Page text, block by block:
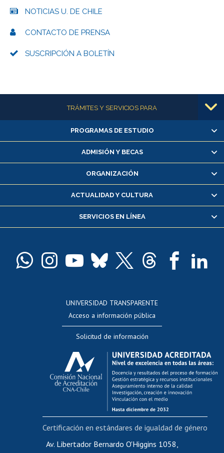
NOTICIAS U. DE CHILE
CONTACTO DE PRENSA
SUSCRIPCIÓN A BOLETÍN
Más informaciónTRÁMITES Y SERVICIOS PARA
Alumnas/os y exalumnas/os
Matrícula en línea
Inscripción y cambio de asignaturas
Consulta y certificado de notas
Servicio médico y dental
Pago de arancel y crédito alumnos
Docentes
Evaluación docente
Calificación académica
Postulación al AUCAI
Funcionarias/os
Cursos internos de capacitación
Bienestar del personal
Portal de movilidad interna
Certificado de renta
PROGRAMAS DE ESTUDIO
ADMISIÓN Y BECAS
ORGANIZACIÓN
ACTUALIDAD Y CULTURA
SERVICIOS EN LÍNEA
UNIVERSIDAD TRANSPARENTE
Acceso a información pública
Solicitud de información
Av. Libertador Bernardo O'Higgins 1058,
Certificación en estándares de igualdad de género